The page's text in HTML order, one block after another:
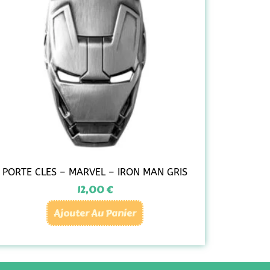
PORTE CLES – MARVEL – IRON MAN GRIS
12,00€
Ajouter Au Panier